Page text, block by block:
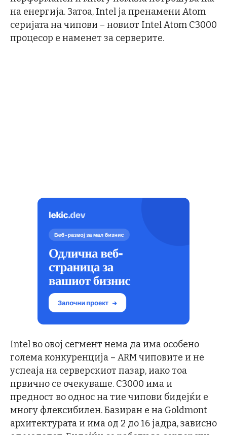
на енергија. Затоа, Intel ја пренамени Atom
серијата на чипови – новиот Intel Atom C3000
процесор е наменет за серверите.
Intel во овој сегмент нема да има особено
голема конкуренција – ARM чиповите и не
успеаја на серверскиот пазар, иако тоа
првично се очекуваше. C3000 има и
предност во однос на тие чипови бидејќи е
многу флексибилен. Базиран е на Goldmont
архитектурата и има од 2 до 16 јадра, зависно